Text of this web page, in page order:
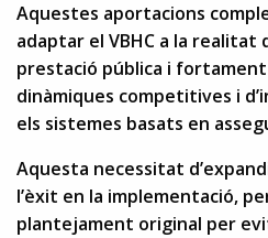
Aquestes aportacions
adaptar el VBHC a la realitat
prestació pública i
dinàmiques competitives i
els sistemes basats en
Aquesta necessitat
l’èxit en la implementació,
plantejament original per